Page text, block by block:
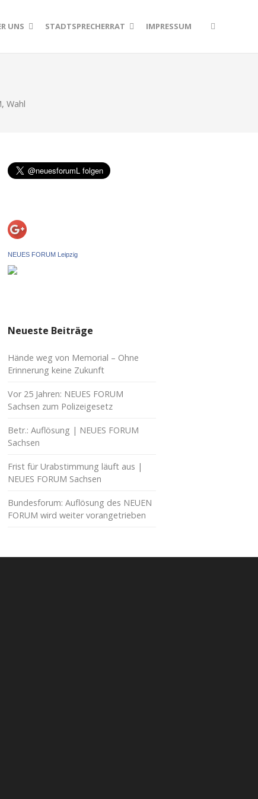
UNS STADTSPRECHERRAT IMPRESSUM
, Wahl
NEUES FORUM Leipzig
Neueste Beiträge
Hände weg von Memorial – Ohne
Erinnerung keine Zukunft
Vor 25 Jahren: NEUES FORUM
Sachsen zum Polizeigesetz
Betr.: Auflösung | NEUES FORUM
Sachsen
Frist für Urabstimmung läuft aus |
NEUES FORUM Sachsen
Bundesforum: Auflösung des NEUEN
FORUM wird weiter vorangetrieben